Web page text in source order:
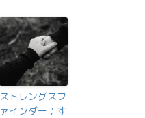
ストレングスフ
ァインダー；す